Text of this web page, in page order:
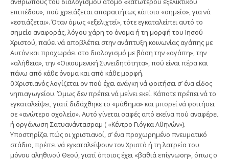
επιπέδου», πού χρειάζεται απαραιτήτως κάποιο «σημείο», για νά
«εστιάζεται». Όταν όμως «εξελιχτεί», τότε εγκαταλείπει αυτό το
σημείο αναφοράς, λόγου χάρη το όνομα ή τη μορφή του Ιησού
Χριστού, παύει νά αποβλέπει στην ανάπτυξη κοινωνίας αγάπης με
Αυτόν και προχωράει στο διαλογισμό με βάση την «αγάπη», την
«αλήθεια», την «Οικουμενική Συνειδητότητα», πού είναι πέρα και
πάνω από κάθε όνομα και από κάθε μορφή.
0 Χριστιανός λογίζεται ον πού έχει ανάγκη νά φοιτήσει σ’ ένα είδος
νηπιαγωγείου. Όμως δεν πρέπει νά μείνει εκεί. Κάποτε πρέπει νά το
εγκαταλείψει, γιατί διδάχθηκε το «μάθημα» και μπορεί νά φοιτήσει
σε «ανώτερο σχολείο». Αυτό γίνεται σαφές από εκείνα πού αναφέρει
ή οργάνωση Σατυανάντασραμ ( «Κέντρο Γιόγκα Αθηνών»).
Υποστηρίζει πώς οι χριστιανοί, σ’ ένα προχωρημένο πνευματικό
στάδιο, πρέπει νά εγκαταλείψουν τον Χριστό ή τη λατρεία του
μόνου αληθινού Θεού, γιατί όποιος έχει «βαθιά επίγνωση», όπως ο